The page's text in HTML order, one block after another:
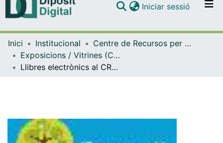
Navega per tot el DD
Com publicar
Iniciar sessió (current)
Inici Institucional
Centre de Recursos per a l'Aprenentatge i la Investigació (CRAI-UB) - Institucional
Exposicions / Vitrines (CRAI-UB)
Llibres electrònics al CRAI de la UB. Nou accés per àmbit temàtic. Setembre 2015